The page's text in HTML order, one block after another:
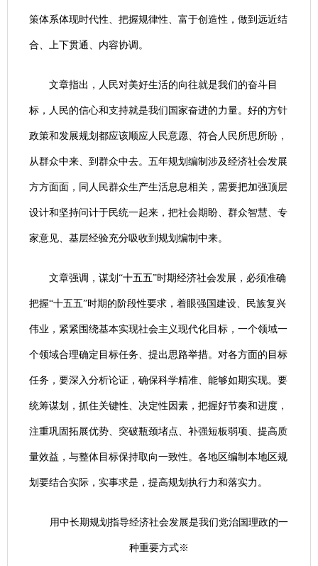
策体系体现时代性、把握规律性、富于创造性，做到远近结
合、上下贯通、内容协调。
文章指出，人民对美好生活的向往就是我们的奋斗目
标，人民的信心和支持就是我们国家奋进的力量。好的方针
政策和发展规划都应该顺应人民意愿、符合人民所思所盼，
从群众中来、到群众中去。五年规划编制涉及经济社会发展
方方面面，同人民群众生产生活息息相关，需要把加强顶层
设计和坚持问计于民统一起来，把社会期盼、群众智慧、专
家意见、基层经验充分吸收到规划编制中来。
文章强调，谋划“十五五”时期经济社会发展，必须准确
把握“十五五”时期的阶段性要求，着眼强国建设、民族复兴
伟业，紧紧围绕基本实现社会主义现代化目标，一个领域一
个领域合理确定目标任务、提出思路举措。对各方面的目标
任务，要深入分析论证，确保科学精准、能够如期实现。要
统筹谋划，抓住关键性、决定性因素，把握好节奏和进度，
注重巩固拓展优势、突破瓶颈堵点、补强短板弱项、提高质
量效益，与整体目标保持取向一致性。各地区编制本地区规
划要结合实际，实事求是，提高规划执行力和落实力。
用中长期规划指导经济社会发展是我们党治国理政的一
种重要方式※